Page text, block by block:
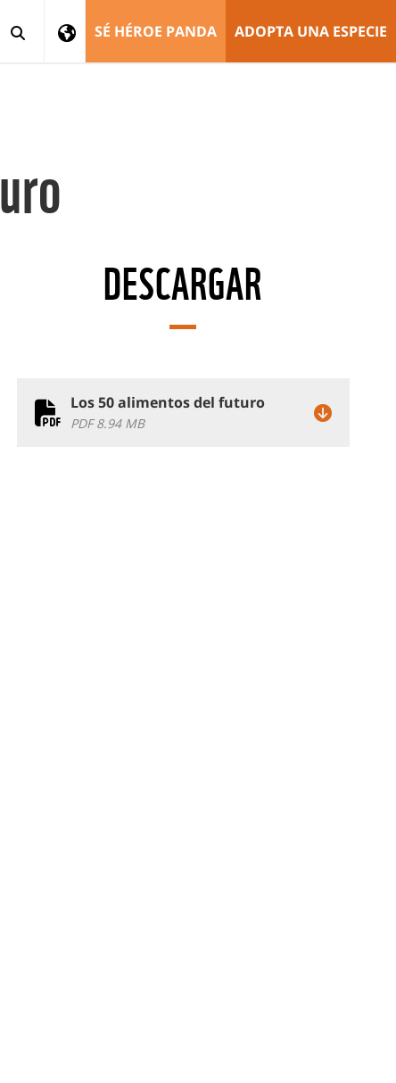
SÉ HÉROE PANDA ADOPTA UNA ESPECIE
DESCARGAR
Los 50 alimentos del futuro
PDF 8.94 MB